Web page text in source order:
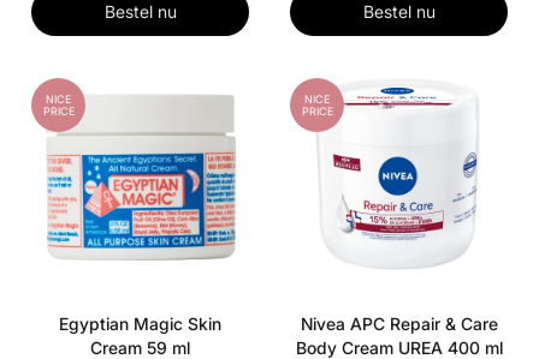
Bestel nu Bestel nu
NICE
PRICE
Egyptian Magic Skin
Cream 59 ml
NICE
PRICE
Nivea APC Repair & Care
Body Cream UREA 400 ml